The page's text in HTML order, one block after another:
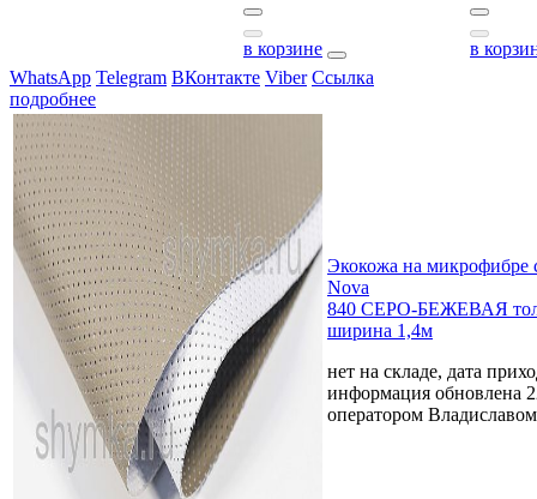
в корзине
в
WhatsApp Telegram ВКонтакте Viber Ссылка
подробнее
Экокожа на микрофибре
Nova
840 СЕРО-БЕЖЕВАЯ
ширина 1,4м
нет на складе, дата
информация обновлена
оператором Владиславом